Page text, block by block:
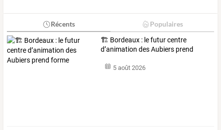
Récents Populaires
🏗️ Bordeaux : le futur centre
d’animation des Aubiers prend
5 août 2026